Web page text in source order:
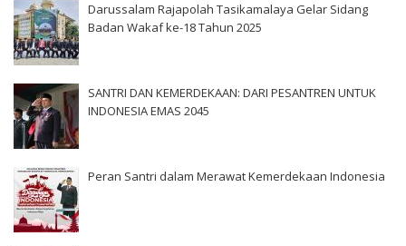
Darussalam Rajapolah Tasikamalaya Gelar Sidang
Badan Wakaf ke-18 Tahun 2025
SANTRI DAN KEMERDEKAAN: DARI PESANTREN UNTUK
INDONESIA EMAS 2045
Peran Santri dalam Merawat Kemerdekaan Indonesia